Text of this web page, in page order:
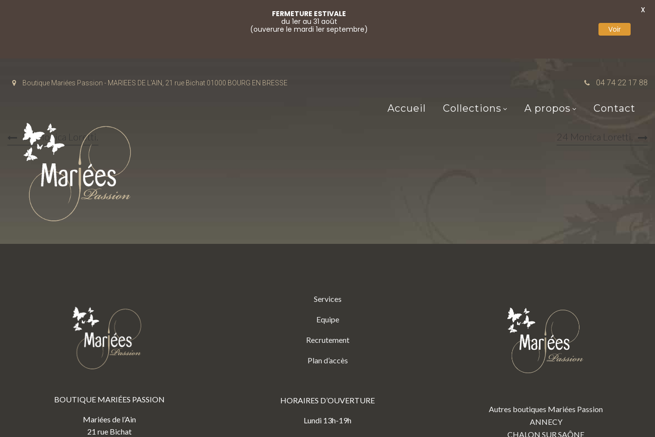
Boutique Mariées Passion - MARIEES DE L'AIN, 21 rue Bichat 01000 BOURG EN BRESSE 04 74 22 17 88
Accueil Collections A propos Contact
22 Monica Loretti. 24 Monica Loretti.
BOUTIQUE MARIÉES PASSION
Mariées de l’Ain
21 rue Bichat
Services
Equipe
Recrutement
Plan d’accès
HORAIRES D’OUVERTURE
Lundi 13h-19h
Autres boutiques Mariées Passion
ANNECY
CHALON SUR SAÔNE
FERMETURE ESTIVALE
du 1er au 31 août
(ouverure le mardi 1er septembre)
Voir
X